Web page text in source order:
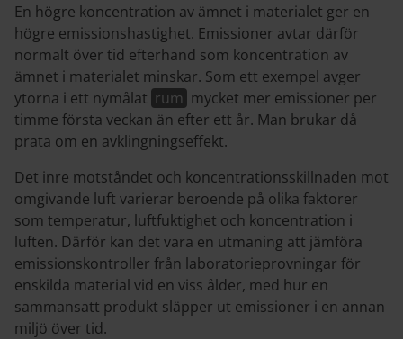
En högre koncentration av ämnet i materialet ger en
högre emissionshastighet. Emissioner avtar därför
normalt över tid efterhand som koncentration av
ämnet i materialet minskar. Som ett exempel avger
ytorna i ett nymålat rum mycket mer emissioner per
timme första veckan än efter ett år. Man brukar då
prata om en avklingningseffekt.
Det inre motståndet och koncentrationsskillnaden mot
omgivande luft varierar beroende på olika faktorer
som temperatur, luftfuktighet och koncentration i
luften. Därför kan det vara en utmaning att jämföra
emissionskontroller från laboratorieprovningar för
enskilda material vid en viss ålder, med hur en
sammansatt produkt släpper ut emissioner i en annan
miljö över tid.